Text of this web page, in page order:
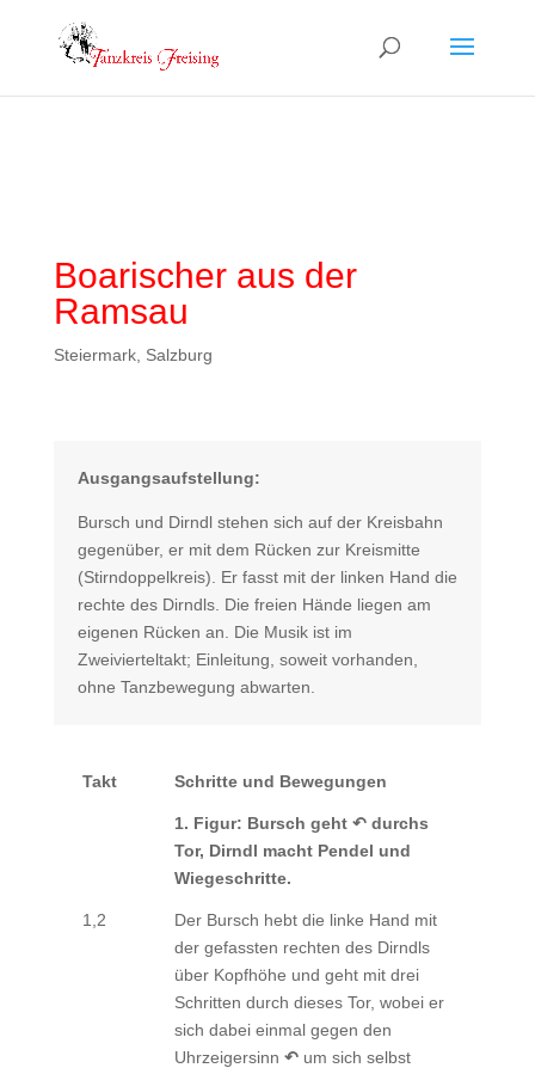
Boarischer aus der
Ramsau
Steiermark, Salzburg
Ausgangsaufstellung:
Bursch und Dirndl stehen sich auf der Kreisbahn
gegenüber, er mit dem Rücken zur Kreismitte
(Stirndoppelkreis). Er fasst mit der linken Hand die
rechte des Dirndls. Die freien Hände liegen am
eigenen Rücken an. Die Musik ist im
Zweivierteltakt; Einleitung, soweit vorhanden,
ohne Tanzbewegung abwarten.
Takt Schritte und Bewegungen
1. Figur: Bursch geht ↶ durchs
Tor, Dirndl macht Pendel und
Wiegeschritte.
1,2
Der Bursch hebt die linke Hand mit
der gefassten rechten des Dirndls
über Kopfhöhe und geht mit drei
Schritten durch dieses Tor, wobei er
sich dabei einmal gegen den
Uhrzeigersinn ↶um sich selbst